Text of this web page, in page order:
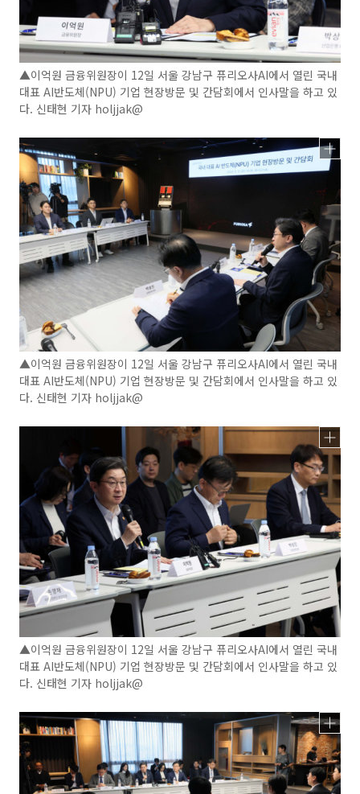
▲이억원 금융위원장이 12일 서울 강남구 퓨리오사AI에서 열린 국내
대표 AI반도체(NPU) 기업 현장방문 및 간담회에서 인사말을 하고 있
다. 신태현 기자 holjjak@
▲이억원 금융위원장이 12일 서울 강남구 퓨리오사AI에서 열린 국내
대표 AI반도체(NPU) 기업 현장방문 및 간담회에서 인사말을 하고 있
다. 신태현 기자 holjjak@
▲이억원 금융위원장이 12일 서울 강남구 퓨리오사AI에서 열린 국내
대표 AI반도체(NPU) 기업 현장방문 및 간담회에서 인사말을 하고 있
다. 신태현 기자 holjjak@